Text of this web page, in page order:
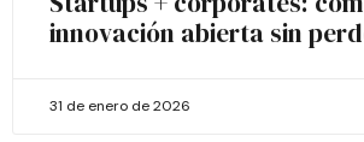
innovación abierta sin
31 de enero de 2026